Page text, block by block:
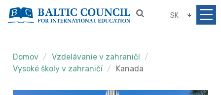
SK
Domov
Vzdelávanie v zahraničí
Vysoké školy v zahraničí
Kanada